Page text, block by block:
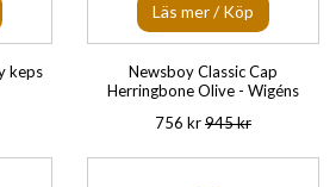
keps
Läs mer / Köp
Newsboy Classic Cap
Herringbone Olive - Wigéns
756 kr945 kr